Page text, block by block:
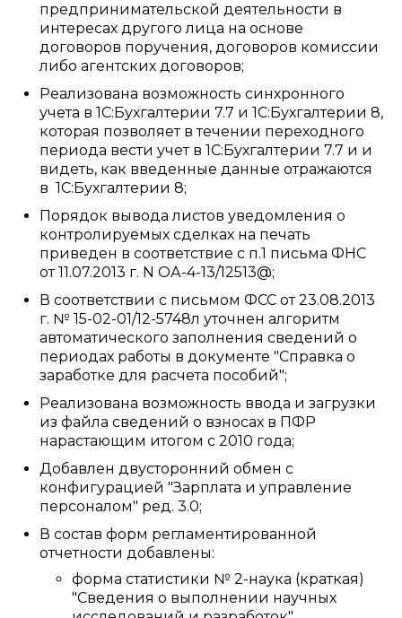
предпринимательской деятельности в
интересах другого лица на основе
договоров поручения, договоров комиссии
либо агентских договоров;
Реализована возможность синхронного
учета в 1С:Бухгалтерии 7.7 и 1С:Бухгалтерии 8,
которая позволяет в течении переходного
периода вести учет в 1С:Бухгалтерии 7.7 и и
видеть, как введенные данные отражаются
в 1С:Бухгалтерии 8;
Порядок вывода листов уведомления о
контролируемых сделках на печать
приведен в соответствие с п.1 письма ФНС
от 11.07.2013 г. N ОА-4-13/12513@;
В соответствии с письмом ФСС от 23.08.2013
г. № 15-02-01/12-5748л уточнен алгоритм
автоматического заполнения сведений о
периодах работы в документе "Справка о
заработке для расчета пособий";
Реализована возможность ввода и загрузки
из файла сведений о взносах в ПФР
нарастающим итогом с 2010 года;
Добавлен двусторонний обмен с
конфигурацией "Зарплата и управление
персоналом" ред. 3.0;
В состав форм регламентированной
отчетности добавлены:
форма статистики № 2-наука (краткая)
"Сведения о выполнении научных